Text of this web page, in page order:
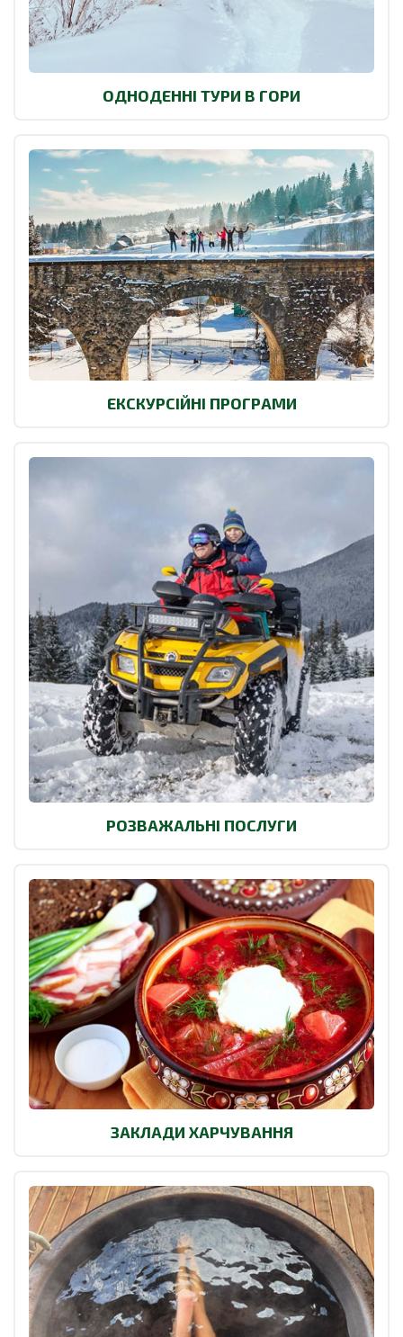
ОДНОДЕННІ ТУРИ В ГОРИ
ЕКСКУРСІЙНІ ПРОГРАМИ
РОЗВАЖАЛЬНІ ПОСЛУГИ
ЗАКЛАДИ ХАРЧУВАННЯ